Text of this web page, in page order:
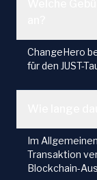
ChangeHero
für den JUST-
Im
Transaktion
Blockchain-